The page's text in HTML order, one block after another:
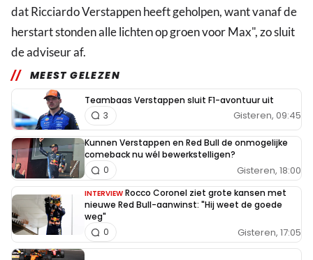
dat Ricciardo Verstappen heeft geholpen, want vanaf de
herstart stonden alle lichten op groen voor Max", zo sluit
de adviseur af.
MEEST GELEZEN
Teambaas Verstappen sluit F1-avontuur uit
Gisteren, 09:45
3
Kunnen Verstappen en Red Bull de onmogelijke
comeback nu wél bewerkstelligen?
Gisteren, 18:00
0
INTERVIEW Rocco Coronel ziet grote kansen met
nieuwe Red Bull-aanwinst: "Hij weet de goede
weg"
Gisteren, 17:05
0